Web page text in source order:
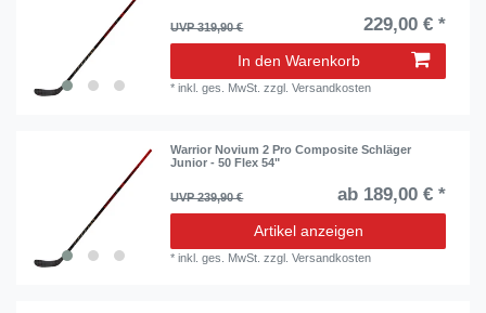
UVP 319,90 € 229,00 € *
In den Warenkorb
*inkl. ges. MwSt. zzgl.Versandkosten
Warrior Novium 2 Pro Composite Schläger
Junior - 50 Flex 54"
UVP 239,90 € ab 189,00 € *
Artikel anzeigen
*inkl. ges. MwSt. zzgl.Versandkosten